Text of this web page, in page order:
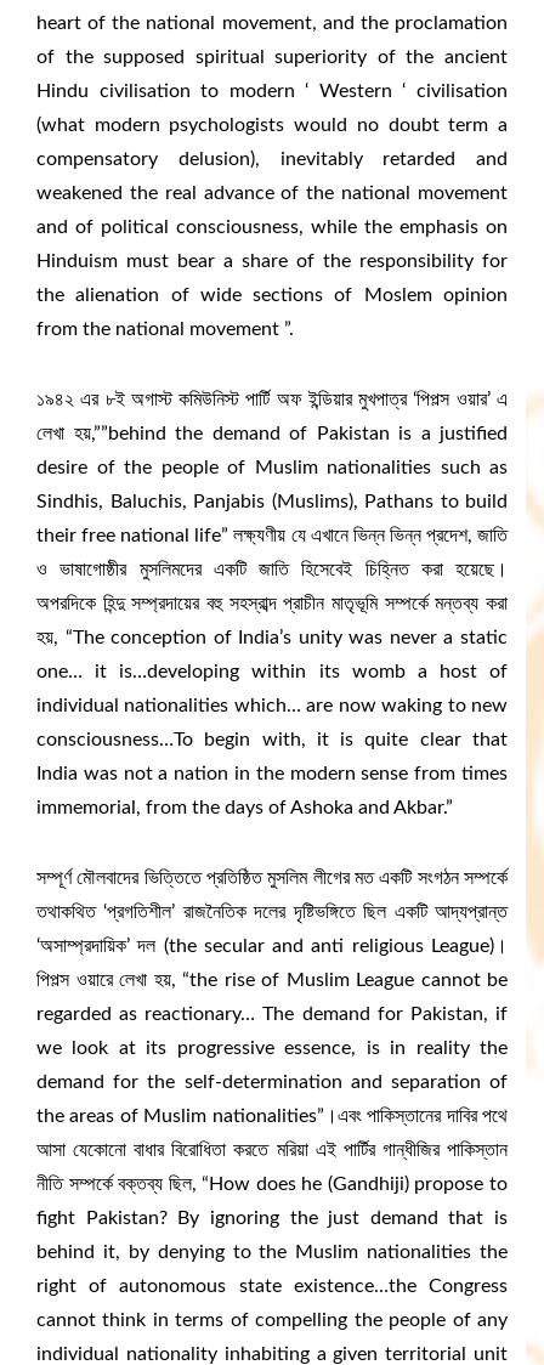
heart of the national movement, and the proclamation
of the supposed spiritual superiority of the ancient
Hindu civilisation to modern ‘ Western ‘ civilisation
(what modern psychologists would no doubt term a
compensatory delusion), inevitably retarded and
weakened the real advance of the national movement
and of political consciousness, while the emphasis on
Hinduism must bear a share of the responsibility for
the alienation of wide sections of Moslem opinion
from the national movement ”.
১৯৪২ এর ৮ই অগাস্ট কমিউনিস্ট পার্টি অফ ইন্ডিয়ার মুখপাত্র ‘পিপল্স ওয়ার’ এ
লেখা হয়,””behind the demand of Pakistan is a justified
desire of the people of Muslim nationalities such as
Sindhis, Baluchis, Panjabis (Muslims), Pathans to build
their free national life” লক্ষ্যণীয় যে এখানে ভিন্ন ভিন্ন প্রদেশ, জাতি
ও ভাষাগোষ্ঠীর মুসলিমদের একটি জাতি হিসেবেই চিহ্নিত করা হয়েছে।
অপরদিকে হিন্দু সম্প্রদায়ের বহু সহস্রাব্দ প্রাচীন মাতৃভূমি সম্পর্কে মন্তব্য করা
হয়, “The conception of India’s unity was never a static
one… it is…developing within its womb a host of
individual nationalities which… are now waking to new
consciousness…To begin with, it is quite clear that
India was not a nation in the modern sense from times
immemorial, from the days of Ashoka and Akbar.”
সম্পূর্ণ মৌলবাদের ভিত্তিতে প্রতিষ্ঠিত মুসলিম লীগের মত একটি সংগঠন সম্পর্কে
তথাকথিত ‘প্রগতিশীল’ রাজনৈতিক দলের দৃষ্টিভঙ্গিতে ছিল একটি আদ্যপ্রান্ত
‘অসাম্প্রদায়িক’ দল (the secular and anti religious League)।
পিপল্স ওয়ারে লেখা হয়, “the rise of Muslim League cannot be
regarded as reactionary… The demand for Pakistan, if
we look at its progressive essence, is in reality the
demand for the self-determination and separation of
the areas of Muslim nationalities”।এবং পাকিস্তানের দাবির পথে
আসা যেকোনো বাধার বিরোধিতা করতে মরিয়া এই পার্টির গান্ধীজির পাকিস্তান
নীতি সম্পর্কে বক্তব্য ছিল, “How does he (Gandhiji) propose to
fight Pakistan? By ignoring the just demand that is
behind it, by denying to the Muslim nationalities the
right of autonomous state existence…the Congress
cannot think in terms of compelling the people of any
individual nationality inhabiting a given territorial unit